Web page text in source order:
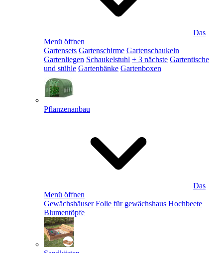
Das
Menü öffnen
Gartensets Gartenschirme Gartenschaukeln
Gartenliegen Schaukelstuhl + 3 nächste Gartentische
und stühle Gartenbänke Gartenboxen
Pflanzenanbau
Das
Menü öffnen
Gewächshäuser Folie für gewächshaus Hochbeete
Blumentöpfe